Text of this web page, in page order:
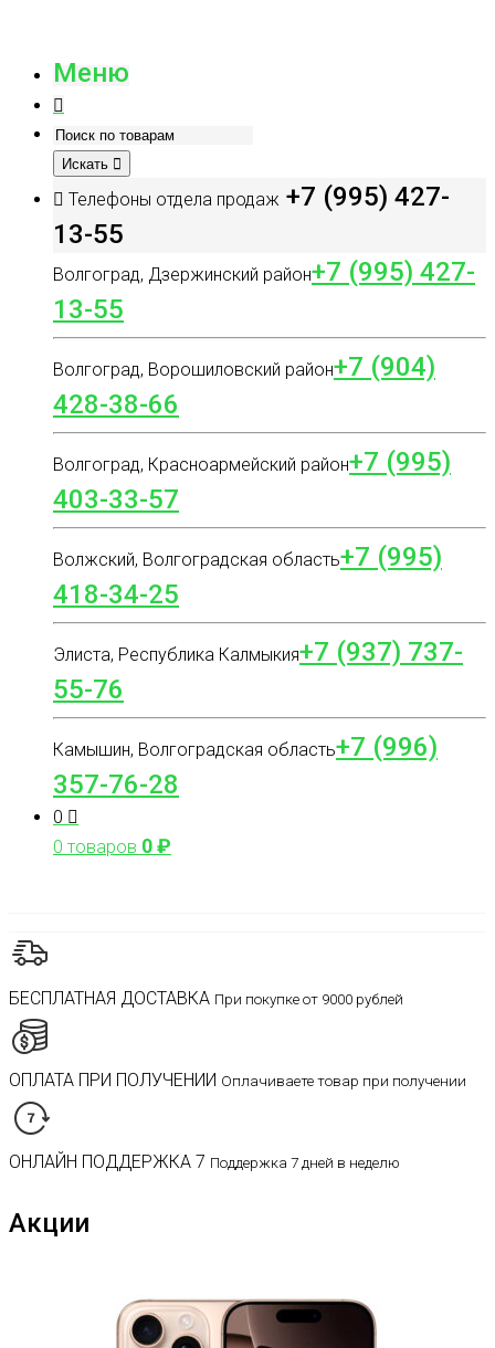
Меню
Искать
Телефоны отдела продаж +7 (995) 427-
13-55
Волгоград, Дзержинский район+7 (995) 427-
13-55
Волгоград, Ворошиловский район+7 (904)
428-38-66
Волгоград, Красноармейский район+7 (995)
403-33-57
Волжский, Волгоградская область+7 (995)
418-34-25
Элиста, Республика Калмыкия+7 (937) 737-
55-76
Камышин, Волгоградская область+7 (996)
357-76-28
0
0 товаров 0₽
БЕСПЛАТНАЯ ДОСТАВКА При покупке от 9000 рублей
ОПЛАТА ПРИ ПОЛУЧЕНИИ Оплачиваете товар при получении
ОНЛАЙН ПОДДЕРЖКА 7 Поддержка 7 дней в неделю
Акции